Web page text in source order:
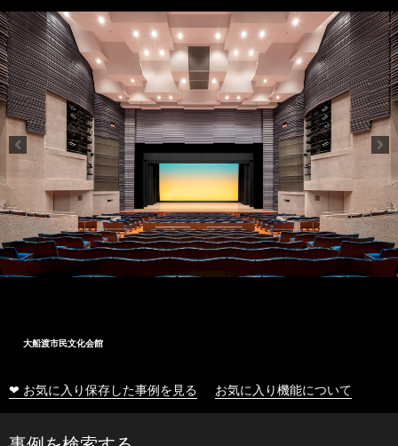
大船渡市民文化会館
❤ お気に入り保存した事例を見る お気に入り機能について